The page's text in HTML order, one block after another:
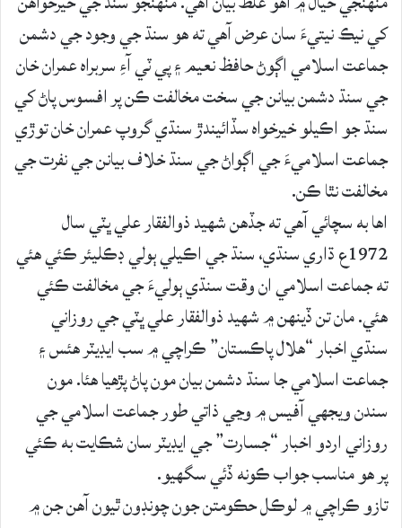
کي نيڪ نيتيءَ سان عرض آھي ته هو سنڌ جي وجود جي دشمن
جماعت اسلامي اڳوڻ حافظ نعيم ۽ پي ٽي آءِ سربراه عمران خان
جي سنڌ دشمن بيانن جي سخت مخالفت ڪن پر افسوس پاڻ کي
سنڌ جو اڪيلو خيرخواه سڏائيندڙ سنڌي گروپ عمران خان توڙي
جماعت اسلاميءَ جي اڳواڻ جي سنڌ خلاف بيانن جي نفرت جي
مخالفت نٿا ڪن.
اها به سچائي آھي ته جڏهن شهيد ذوالفقار علي ڀٽي سال
1972ع ڌاري سنڌي، سنڌ جي اڪيلي ٻولي ڊڪليئر ڪئي هئي
ته جماعت اسلامي ان وقت سنڌي ٻوليءَ جي مخالفت ڪئي
هئي. مان تن ڏينهن ۾ شھيد ذوالفقار علي ڀٽي جي روزاني
سنڌي اخبار “هلال پاڪستان” ڪراچي ۾ سب ايڊيٽر هئس ۽
جماعت اسلامي جا سنڌ دشمن بيان مون پاڻ پڙھيا هئا. مون
سندن ويجهي آفيس ۾ وڃي ذاتي طور جماعت اسلامي جي
روزاني اردو اخبار “جسارت” جي ايڊيٽر سان شڪايت به ڪئي
پر هو مناسب جواب ڪونه ڏئي سگهيو.
تازو ڪراچي ۾ لوڪل حڪومتن جون چونڊون ٿيون آھن جن ۾